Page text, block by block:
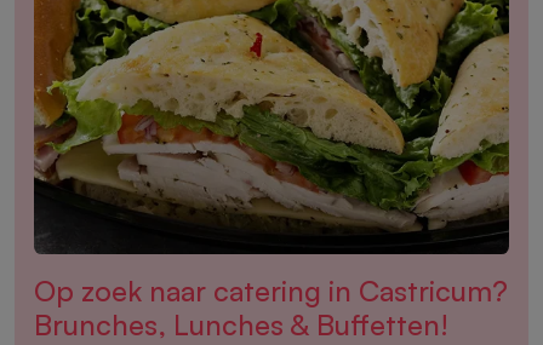
Op zoek naar catering in Castricum?
Brunches, Lunches & Buffetten!